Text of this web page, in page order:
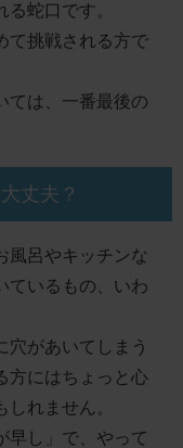
る蛇口です。
て挑戦される方で
は、 一番最後の
丈夫？
風呂やキッチンな
ているもの、いわ
穴があいてしまう
方にはちょっと心
れません。
早し」 で、やって